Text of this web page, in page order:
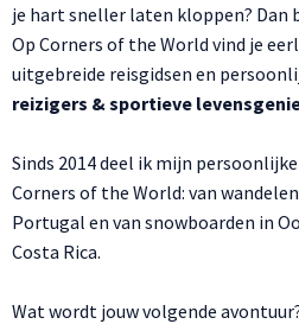
je hart sneller laten kloppen? Dan
Op Corners of the World vind je
uitgebreide reisgidsen en
reizigers & sportieve
Sinds 2014 deel ik mijn
Corners of the World: van
Portugal en van snowboarden in
Costa Rica.
Wat wordt jouw volgende